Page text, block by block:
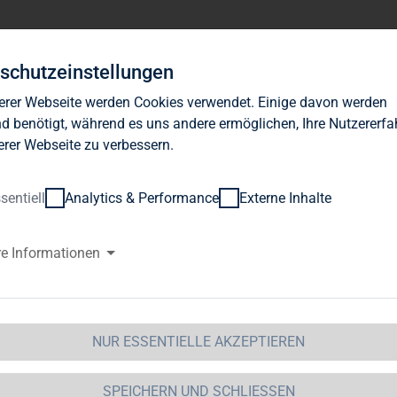
Investor Relations
Immobilien AG: TAG
erfolgreichen
Wachstum der
Immobilien AG / Schlagwort(e): Vorläufiges Ergebnis
Webseite werden Cookies verwendet. Einige davon werden
benötigt, während es uns andere ermöglichen, Ihre
Webseite zu verbessern.
Analytics & Performance Externe Inhalte
Informationen
NUR ESSENTIELLE AKZEPTIEREN
SPEICHERN UND SCHLIESSEN